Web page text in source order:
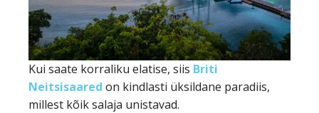
Kui saate korraliku elatise, siis Briti
Neitsisaared on kindlasti üksildane paradiis,
millest kõik salaja unistavad.